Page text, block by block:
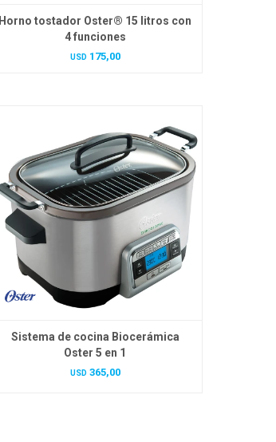
Horno tostador Oster® 15 litros con
4 funciones
USD 175,00
Sistema de cocina Biocerámica
Oster 5 en 1
USD 365,00